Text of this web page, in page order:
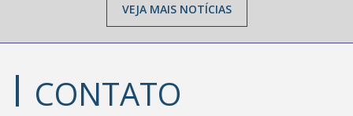
VEJA MAIS NOTÍCIAS
CONTATO